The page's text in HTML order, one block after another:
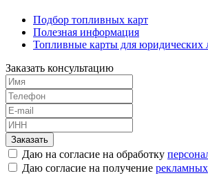
Подбор топливных карт
Полезная информация
Топливные карты для юридических
Заказать консультацию
Заказать
Даю на согласие на обработку
Даю согласие на получение